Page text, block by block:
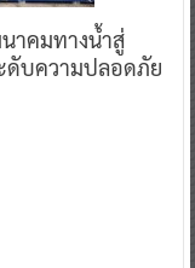
าคมทางน้ำสู่
ดับความปลอดภัย